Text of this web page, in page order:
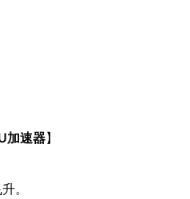
加速器】
。